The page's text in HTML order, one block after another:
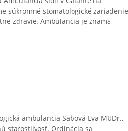
súkromné stomatologické zariadenie
zdravie. Ambulancia je známa
ambulancia Sabová Eva MUDr.,
starostlivosť. Ordinácia sa